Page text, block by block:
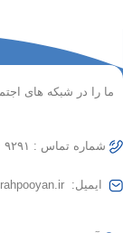
ما را در شبکه های
شماره تماس : ۹۲۹۱ ۹۱۳۱ – ۰۲۱
ایمیل: studio@rahpooyan.ir